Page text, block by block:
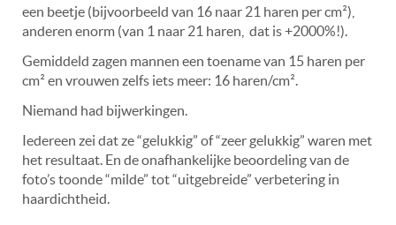
een beetje (bijvoorbeeld van 16 naar 21 haren per cm²),
anderen enorm (van 1 naar 21 haren, dat is +2000%!).
Gemiddeld zagen mannen een toename van 15 haren per
cm² en vrouwen zelfs iets meer: 16 haren/cm².
Niemand had bijwerkingen.
Iedereen zei dat ze“gelukkig” of“zeer gelukkig” waren met
het resultaat. En de onafhankelijke beoordeling van de
foto’s toonde“milde” tot“uitgebreide” verbetering in
haardichtheid.